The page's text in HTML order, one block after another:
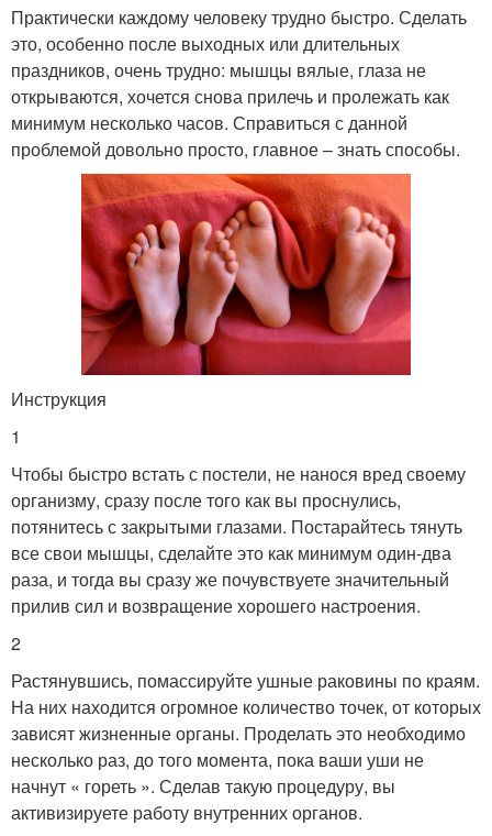
Практически каждому человеку трудно быстро. Сделать
это, особенно после выходных или длительных
праздников, очень трудно: мышцы вялые, глаза не
открываются, хочется снова прилечь и пролежать как
минимум несколько часов. Справиться с данной
проблемой довольно просто, главное – знать способы.
Инструкция
1
Чтобы быстро встать с постели, не нанося вред своему
организму, сразу после того как вы проснулись,
потянитесь с закрытыми глазами. Постарайтесь тянуть
все свои мышцы, сделайте это как минимум один-два
раза, и тогда вы сразу же почувствуете значительный
прилив сил и возвращение хорошего настроения.
2
Растянувшись, помассируйте ушные раковины по краям.
На них находится огромное количество точек, от которых
зависят жизненные органы. Проделать это необходимо
несколько раз, до того момента, пока ваши уши не
начнут « гореть ». Сделав такую процедуру, вы
активизируете работу внутренних органов.